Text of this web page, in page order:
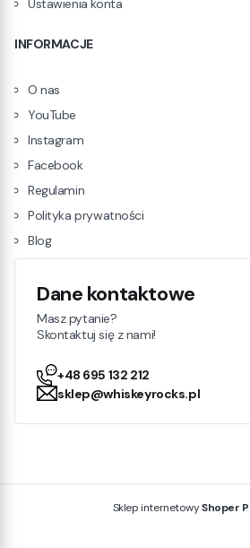
Dane kontaktowe
Masz pytanie?
Skontaktuj się z nami!
+48 695 132 212
sklep@whiskeyrocks.pl
Ustawienia konta
INFORMACJE
O nas
YouTube
Instagram
Facebook
Regulamin
Polityka prywatności
Blog
Sklep internetowyShoper